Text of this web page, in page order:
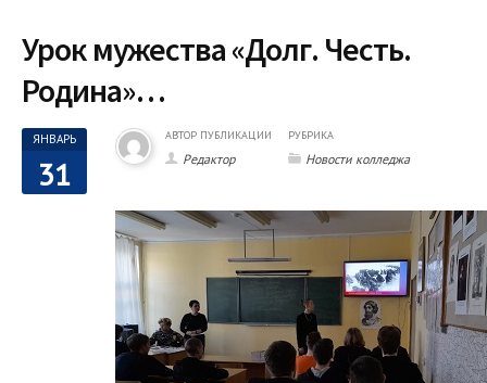
Урок мужества «Долг. Честь.
Родина»…
ЯНВАРЬ
31
АВТОР ПУБЛИКАЦИИ
Редактор
РУБРИКА
Новости колледжа